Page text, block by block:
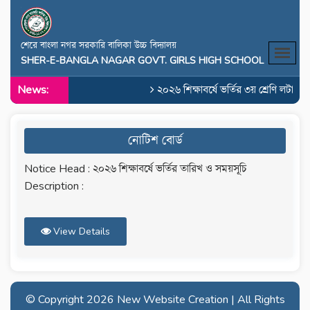
শেরে বাংলা নগর সরকারি বালিকা উচ্চ বিদ্যালয়
SHER-E-BANGLA NAGAR GOVT. GIRLS HIGH SCHOOL
News: ২০২৬ শিক্ষাবর্ষে ভর্তির ৩য় শ্রেণি
নোটিশ বোর্ড
Notice Head : ২০২৬ শিক্ষাবর্ষে ভর্তির তারিখ ও সময়সূচি
Description :
View Details
© Copyright 2026 New Website Creation | All Rights